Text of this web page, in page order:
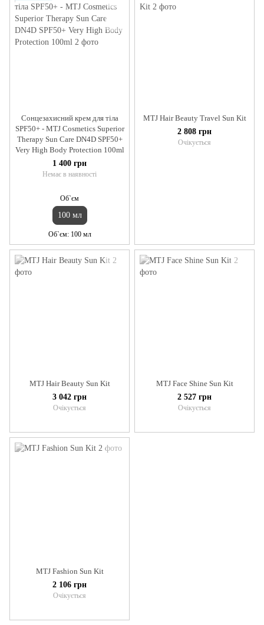
Сонцезахисний крем для тіла
SPF50+ - MTJ Cosmetics Superior
Therapy Sun Care DN4D SPF50+
Very High Body Protection 100ml
1 400 грн
Немає в наявності
Об`єм
100 мл
Об`єм 100 мл
MTJ Hair Beauty Travel Sun Kit
2 808 грн
Очікується
MTJ Hair Beauty Sun Kit
3 042 грн
Очікується
MTJ Face Shine Sun Kit
2 527 грн
Очікується
MTJ Fashion Sun Kit
2 106 грн
Очікується